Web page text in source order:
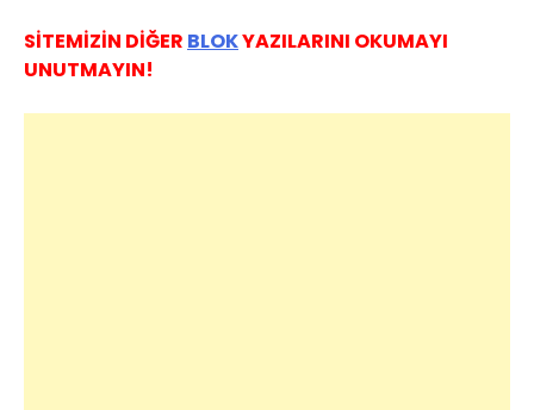
SİTEMİZİN DİĞER BLOKYAZILARINI OKUMAYI
UNUTMAYIN!